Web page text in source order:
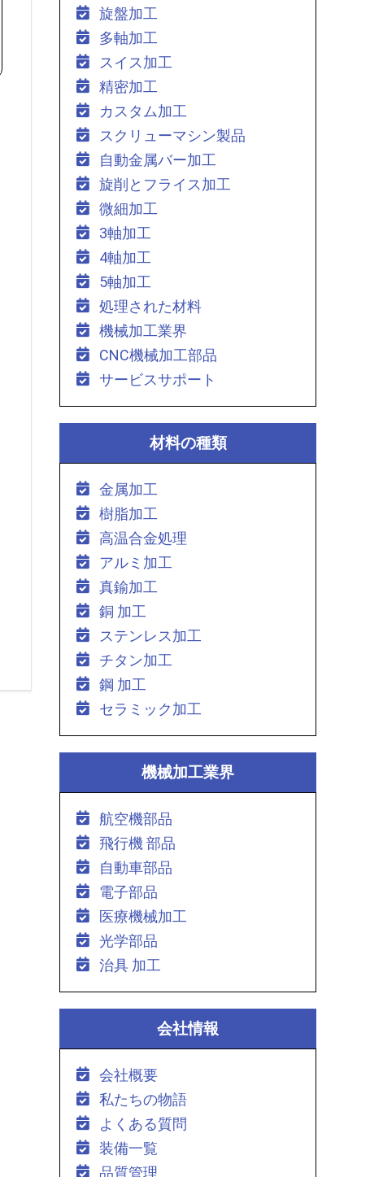
旋盤加工
多軸加工
スイス加工
精密加工
カスタム加工
スクリューマシン製品
自動金属バー加工
旋削とフライス加工
微細加工
3軸加工
4軸加工
5軸加工
処理された材料
機械加工業界
CNC機械加工部品
サービスサポート
材料の種類
金属加工
樹脂加工
高温合金処理
アルミ加工
真鍮加工
銅 加工
ステンレス加工
チタン加工
鋼 加工
セラミック加工
機械加工業界
航空機部品
飛行機 部品
自動車部品
電子部品
医療機械加工
光学部品
治具 加工
会社情報
会社概要
私たちの物語
よくある質問
装備一覧
品質管理